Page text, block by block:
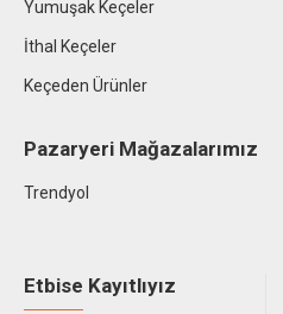
Yumuşak Keçeler
İthal Keçeler
Keçeden Ürünler
Pazaryeri Mağazalarımız
Trendyol
Etbise Kayıtlıyız